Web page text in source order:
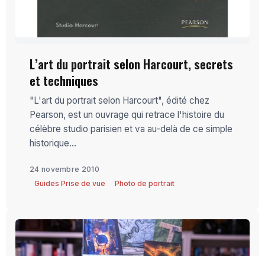
L’art du portrait selon Harcourt, secrets
et techniques
"L'art du portrait selon Harcourt", édité chez
Pearson, est un ouvrage qui retrace l'histoire du
célèbre studio parisien et va au-delà de ce simple
historique...
24 novembre 2010
Guides Prise de vue
Photo de portrait